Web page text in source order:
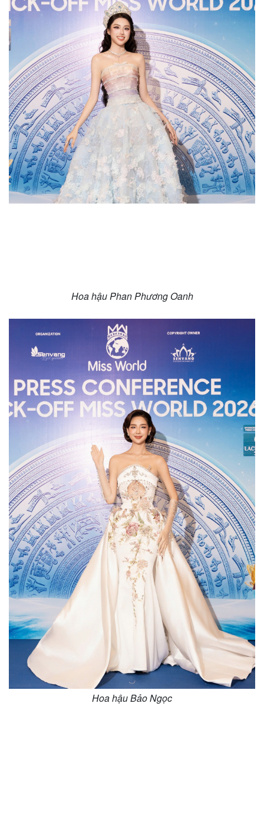
Thể thao
Bóng đá
Lịch thi đấu bóng đá
Thế giới thể thao
eSports
Hậu trường
Ô tô - Xe máy
Ô tô
Xe máy
Tư vấn
Hoa hậu Phan Phương Oanh
Hoa hậu Bảo Ngọc